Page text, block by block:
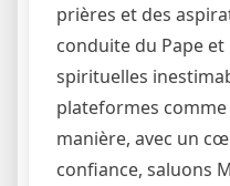
prières et des
conduite du Pape
spirituelles
plateformes
manière, avec un
confiance, saluons